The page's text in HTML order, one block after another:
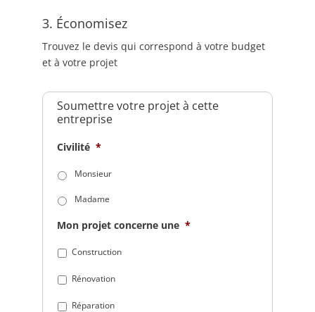
3. Économisez
Trouvez le devis qui correspond à votre budget
et à votre projet
Soumettre votre projet à cette
entreprise
Civilité *
Monsieur
Madame
Mon projet concerne une *
Construction
Rénovation
Réparation